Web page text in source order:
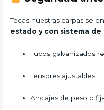
Todas nuestras carpas se
estado y con sistema de
Tubos galvanizados
Tensores ajustables
Anclajes de peso o